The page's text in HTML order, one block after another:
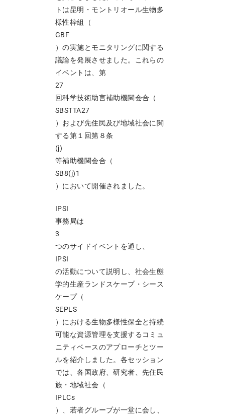
トは昆明・モントリオール生物多
様性枠組（
GBF
）の実施とモニタリングに関する
議論を発展させました。これらの
イベントは、第
27
回科学技術助言補助機関会合（
SBSTTA27
）および先住民及び地域社会に関
する第１回第８条
(j)
等補助機関会合（
SB8(j)1
）において開催されました。
IPSI
事務局は
3
つのサイドイベントを通し、
IPSI
の活動について説明し、社会生態
学的生産ランドスケープ・シース
ケープ（
SEPLS
）における生物多様性保全と持続
可能な資源管理を支援するコミュ
ニティベースのアプローチとツー
ルを紹介しました。各セッション
では、各国政府、研究者、先住民
族・地域社会（
IPLCs
）、若者グループが一堂に会し、